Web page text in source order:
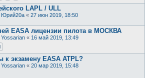
LAPL / ULL
Юрий20а « 27 июн 2019, 18:50
EASA лицензии пилота в МОСКВА
Yossarian « 16 май 2019, 13:49
к экзамену EASA ATPL?
Yossarian « 20 мар 2019, 15:48